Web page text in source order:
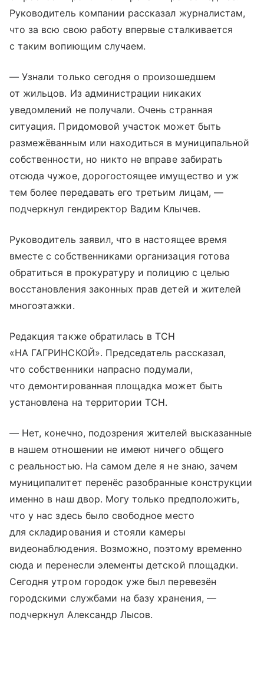
Руководитель компании рассказал журналистам,
что за всю свою работу впервые сталкивается
с таким вопиющим случаем.
— Узнали только сегодня о произошедшем
от жильцов. Из администрации никаких
уведомлений не получали. Очень странная
ситуация. Придомовой участок может быть
размежёванным или находиться в муниципальной
собственности, но никто не вправе забирать
отсюда чужое, дорогостоящее имущество и уж
тем более передавать его третьим лицам, —
подчеркнул гендиректор Вадим Клычев.
Руководитель заявил, что в настоящее время
вместе с собственниками организация готова
обратиться в прокуратуру и полицию с целью
восстановления законных прав детей и жителей
многоэтажки.
Редакция также обратилась в ТСН
«НА ГАГРИНСКОЙ». Председатель рассказал,
что собственники напрасно подумали,
что демонтированная площадка может быть
установлена на территории ТСН.
— Нет, конечно, подозрения жителей высказанные
в нашем отношении не имеют ничего общего
с реальностью. На самом деле я не знаю, зачем
муниципалитет перенёс разобранные конструкции
именно в наш двор. Могу только предположить,
что у нас здесь было свободное место
для складирования и стояли камеры
видеонаблюдения. Возможно, поэтому временно
сюда и перенесли элементы детской площадки.
Сегодня утром городок уже был перевезён
городскими службами на базу хранения, —
подчеркнул Александр Лысов.